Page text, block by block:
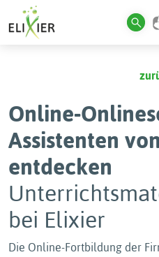
Online-
Assistenten
entdecken
bei Elixier
Die Online-Fortbildung der